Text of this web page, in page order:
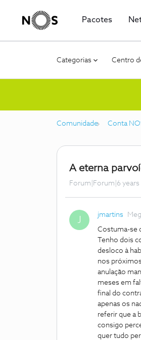
Pacotes
Categorias Centro
Comunidade Conta
A eterna
Forum|Forum|6 years
J jmartins
Costuma-se
Tenho dois
desloco à
nos
anulação
meses em
final do
apenas os
referir que a
consigo
quer tudo